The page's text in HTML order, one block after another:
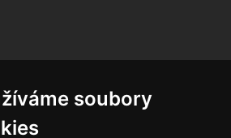
soubory